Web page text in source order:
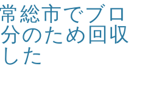
総市でブロ
のため回収
た